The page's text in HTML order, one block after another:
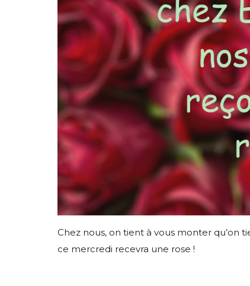
Chez nous, on tient à vous monter qu’on
ce mercredi recevra une rose !